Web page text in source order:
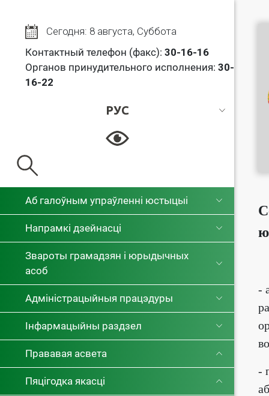
Сегодня: 8 августа, Суббота
Контактный телефон (факс): 30-16-16
Органов принудительного исполнения: 30-
16-22
РУС
РУС
Аб галоўным упраўленні юстыцыі
Напрамкі дзейнасці
Звароты грамадзян і юрыдычных
асоб
Адміністрацыйныя працэдуры
Інфармацыйны раздзел
Прававая асвета
Пяцігодка якасці
-
-